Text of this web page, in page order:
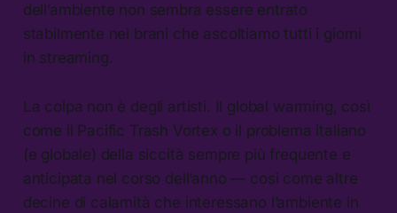
dell’ambiente non sembra essere entrato
stabilmente nei brani che ascoltiamo tutti i giorni
in streaming.
La colpa non è degli artisti. Il global warming, così
come il Pacific Trash Vortex o il problema italiano
(e globale) della siccità sempre più frequente e
anticipata nel corso dell’anno — così come altre
decine di calamità che interessano l’ambiente in